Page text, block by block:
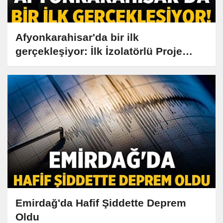
Afyonkarahisar'da bir ilk
gerçekleşiyor: İlk İzolatörlü Proje
Hayata Geçiyor
Emirdağ'da Hafif Şiddette Deprem
Oldu